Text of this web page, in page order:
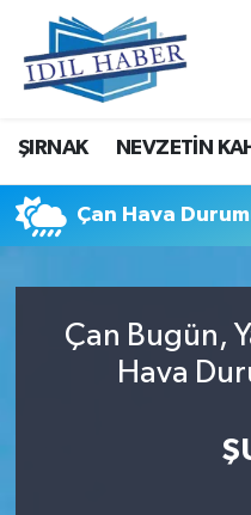
ŞIRNAK NEVZETİN
Çan Hava
Çan Bugün,
Hava
Nöbetçi Eczaneler
Hava Durumu
Trafik Durumu
Tüm Manşetler